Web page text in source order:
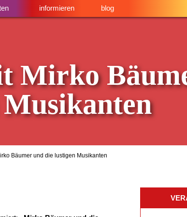
informieren blog
Mirko
Bäumer und die lustigen Musikanten